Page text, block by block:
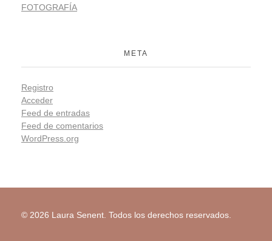
FOTOGRAFÍA
META
Registro
Acceder
Feed de entradas
Feed de comentarios
WordPress.org
© 2026 Laura Senent. Todos los derechos reservados.